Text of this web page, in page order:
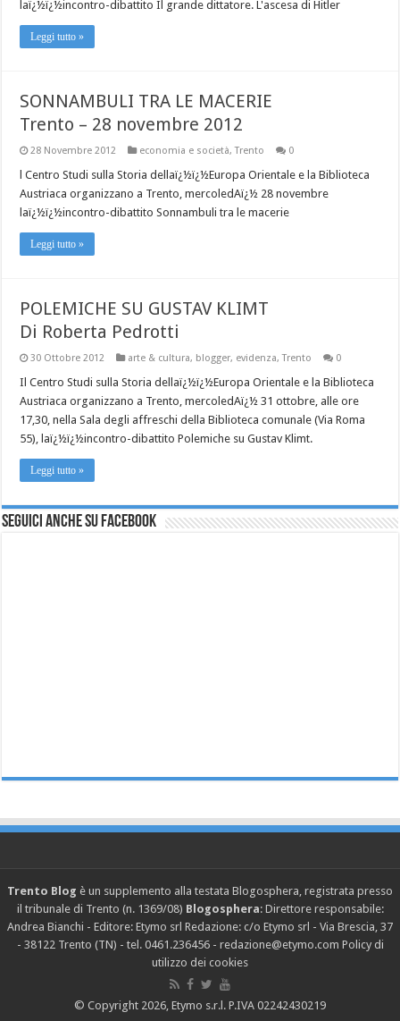
laï¿½ï¿½incontro-dibattito Il grande dittatore. L'ascesa di Hitler
Leggi tutto »
SONNAMBULI TRA LE MACERIE
Trento – 28 novembre 2012
28 Novembre 2012 economia e società,Trento 0
l Centro Studi sulla Storia dellaï¿½ï¿½Europa Orientale e la Biblioteca
Austriaca organizzano a Trento, mercoledAï¿½ 28 novembre
laï¿½ï¿½incontro-dibattito Sonnambuli tra le macerie
Leggi tutto »
POLEMICHE SU GUSTAV KLIMT
Di Roberta Pedrotti
30 Ottobre 2012 arte & cultura, blogger, evidenza,Trento 0
Il Centro Studi sulla Storia dellaï¿½ï¿½Europa Orientale e la Biblioteca
Austriaca organizzano a Trento, mercoledAï¿½ 31 ottobre, alle ore
17,30, nella Sala degli affreschi della Biblioteca comunale (Via Roma
55), laï¿½ï¿½incontro-dibattito Polemiche su Gustav Klimt.
Leggi tutto »
Seguici anche su Facebook
Trento Blog è un supplemento alla testata Blogosphera, registrata presso
il tribunale di Trento (n. 1369/08) Blogosphera: Direttore responsabile:
Andrea Bianchi - Editore: Etymo srl Redazione: c/o Etymo srl - Via Brescia, 37
- 38122 Trento (TN) - tel. 0461.236456 - redazione@etymo.com Policy di
utilizzo dei cookies
© Copyright 2026, Etymo s.r.l. P.IVA 02242430219